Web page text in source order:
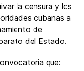
la censura y los
cubanas a
de
del Estado.
que: